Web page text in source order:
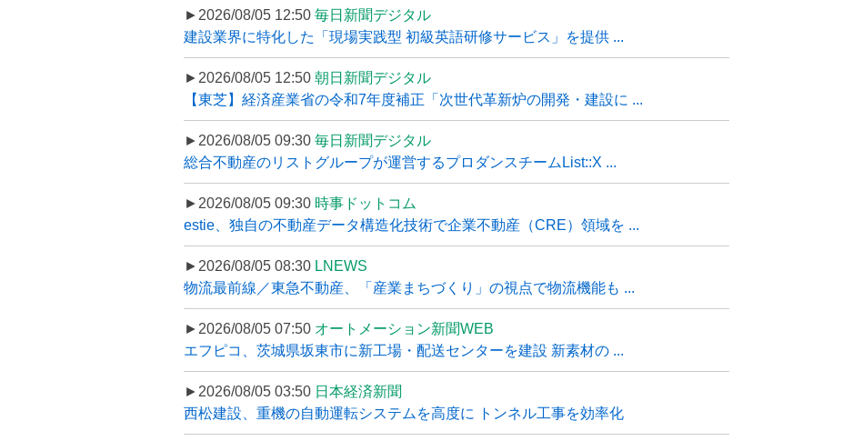
►2026/08/05 12:50 毎日新聞デジタル
建設業界に特化した「現場実践型 初級英語研修サービス」を提供 ...
►2026/08/05 12:50 朝日新聞デジタル
【東芝】経済産業省の令和7年度補正「次世代革新炉の開発・建設に ...
►2026/08/05 09:30 毎日新聞デジタル
総合不動産のリストグループが運営するプロダンスチームList::X ...
►2026/08/05 09:30 時事ドットコム
estie、独自の不動産データ構造化技術で企業不動産（CRE）領域を ...
►2026/08/05 08:30 LNEWS
物流最前線／東急不動産、「産業まちづくり」の視点で物流機能も ...
►2026/08/05 07:50 オートメーション新聞WEB
エフピコ、茨城県坂東市に新工場・配送センターを建設 新素材の ...
►2026/08/05 03:50 日本経済新聞
西松建設、重機の自動運転システムを高度に トンネル工事を効率化